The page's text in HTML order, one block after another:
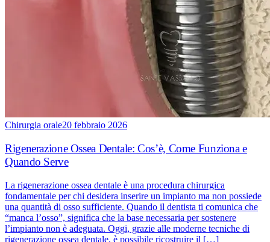
Chirurgia orale20 febbraio 2026
Rigenerazione Ossea Dentale: Cos’è, Come Funziona e
Quando Serve
La rigenerazione ossea dentale è una procedura chirurgica
fondamentale per chi desidera inserire un impianto ma non possiede
una quantità di osso sufficiente. Quando il dentista ti comunica che
“manca l’osso”, significa che la base necessaria per sostenere
l’impianto non è adeguata. Oggi, grazie alle moderne tecniche di
rigenerazione ossea dentale, è possibile ricostruire il […]